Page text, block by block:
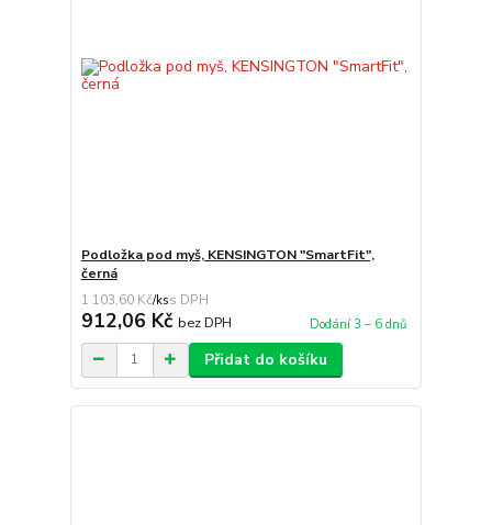
Podložka pod myš, KENSINGTON "SmartFit",
černá
1 103,60 Kč/ks
912,06 Kč bez DPH Dodání 3 – 6 dnů
Přidat do košíku